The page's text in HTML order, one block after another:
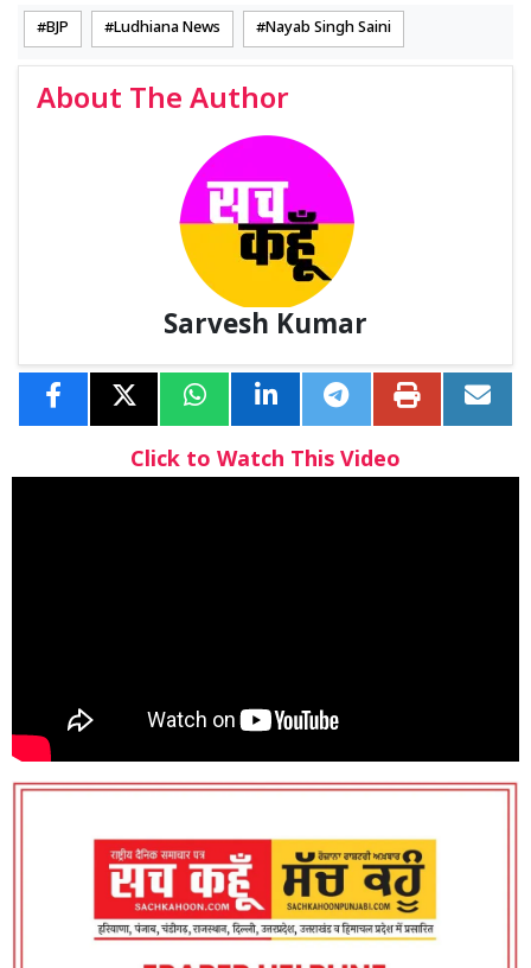
BJP Ludhiana News Nayab Singh Saini
About The Author
Sarvesh Kumar
Click to Watch This Video